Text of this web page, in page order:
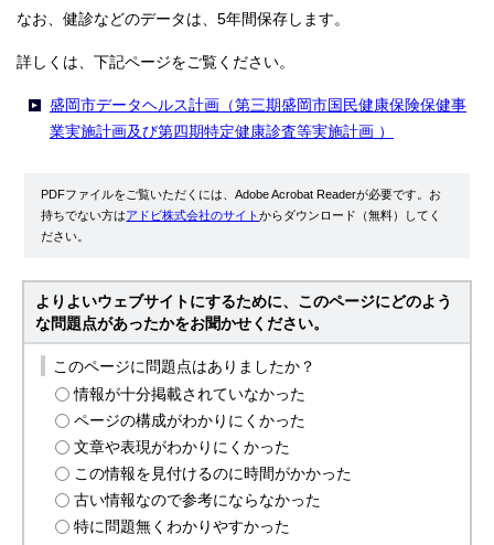
なお、健診などのデータは、5年間保存します。
詳しくは、下記ページをご覧ください。
盛岡市データヘルス計画（第三期盛岡市国民健康保険保健事
業実施計画及び第四期特定健康診査等実施計画 ）
PDFファイルをご覧いただくには、Adobe Acrobat Readerが必要です。お
持ちでない方はアドビ株式会社のサイトからダウンロード（無料）してく
ださい。
よりよいウェブサイトにするために、このページにどのよう
な問題点があったかをお聞かせください。
このページに問題点はありましたか？
情報が十分掲載されていなかった
ページの構成がわかりにくかった
文章や表現がわかりにくかった
この情報を見付けるのに時間がかかった
古い情報なので参考にならなかった
特に問題無くわかりやすかった